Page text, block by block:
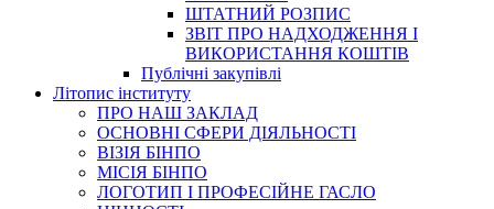
ШТАТНИЙ РОЗПИС
ЗВІТ ПРО НАДХОДЖЕННЯ І
ВИКОРИСТАННЯ КОШТІВ
Публічні закупівлі
Літопис інституту
ПРО НАШ ЗАКЛАД
ОСНОВНІ СФЕРИ ДІЯЛЬНОСТІ
ВІЗІЯ БІНПО
МІСІЯ БІНПО
ЛОГОТИП І ПРОФЕСІЙНЕ ГАСЛО